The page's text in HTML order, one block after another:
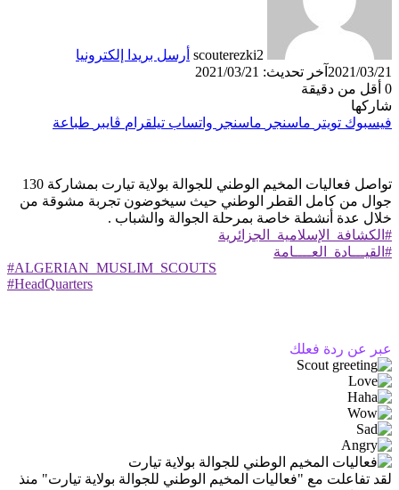
scouterezki2 أرسل بريدا إلكترونيا
2021/03/21 آخر تحديث: 2021/03/21
0 أقل من دقيقة
شاركها
فيسبوك تويتر ماسنجر ماسنجر واتساب تيلقرام ڤايبر طباعة
تواصل فعاليات المخيم الوطني للجوالة بولاية تيارت بمشاركة 130
جوال من كامل القطر الوطني حيث سيخوضون تجربة مشوقة من
خلال عدة أنشطة خاصة بمرحلة الجوالة والشباب .
#الكشافة_الإسلامية_الجزائرية
#القيـــادة_العــــامة
#ALGERIAN_MUSLIM_SCOUTS
#HeadQuarters
عبر عن ردة فعلك
لقد تفاعلت مع "فعاليات المخيم الوطني للجوالة بولاية تيارت" منذ